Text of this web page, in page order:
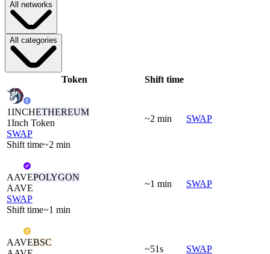
All networks
All categories
Token Shift time
1INCHETHEREUM
1Inch Token
SWAP
Shift time~2 min
~2 min SWAP
AAVEPOLYGON
AAVE
SWAP
Shift time~1 min
~1 min SWAP
AAVEBSC
~51s SWAP